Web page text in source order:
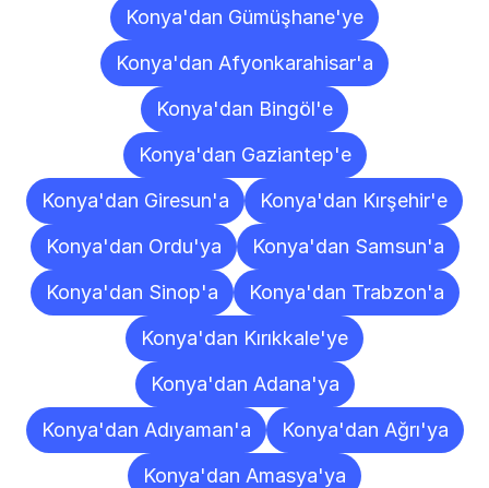
Konya'dan Gümüşhane'ye
Konya'dan Afyonkarahisar'a
Konya'dan Bingöl'e
Konya'dan Gaziantep'e
Konya'dan Giresun'a
Konya'dan Kırşehir'e
Konya'dan Ordu'ya
Konya'dan Samsun'a
Konya'dan Sinop'a
Konya'dan Trabzon'a
Konya'dan Kırıkkale'ye
Konya'dan Adana'ya
Konya'dan Adıyaman'a
Konya'dan Ağrı'ya
Konya'dan Amasya'ya